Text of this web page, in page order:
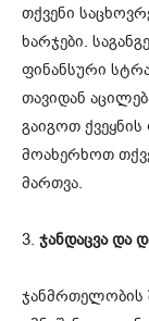
თქვენი
ხარჯები.
ფინანსური
თავიდან
გაიგოთ
მოახერხოთ
მართვა.
3. ჯანდაცვა და
ჯანმრთელობის